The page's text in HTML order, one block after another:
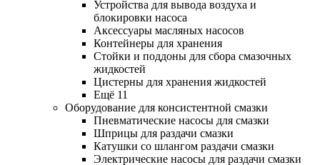
Устройства для вывода воздуха и
блокировки насоса
Аксессуары масляных насосов
Контейнеры для хранения
Стойки и поддоны для сбора смазочных
жидкостей
Цистерны для хранения жидкостей
Ещё 11
Оборудование для консистентной смазки
Пневматические насосы для смазки
Шприцы для раздачи смазки
Катушки со шлангом раздачи смазки
Электрические насосы для раздачи смазки